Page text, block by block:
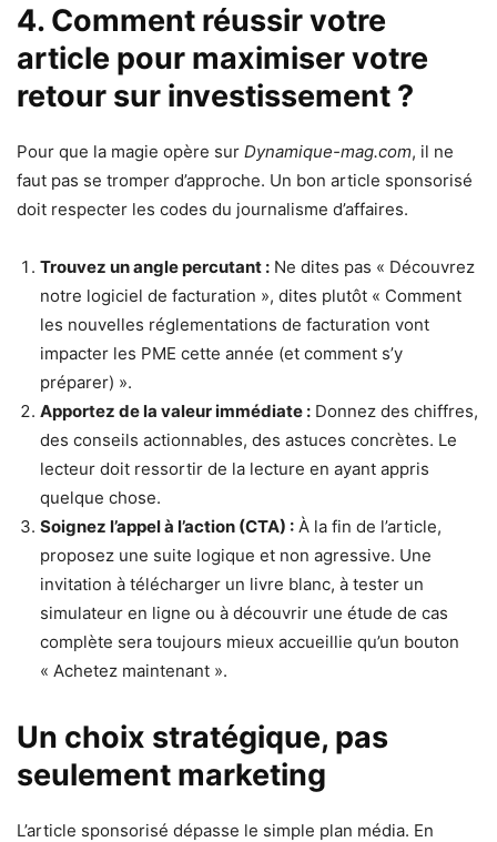
4. Comment réussir votre
article pour maximiser votre
retour sur investissement ?
Pour que la magie opère sur Dynamique-mag.com, il ne
faut pas se tromper d’approche. Un bon article sponsorisé
doit respecter les codes du journalisme d’affaires.
Trouvez un angle percutant : Ne dites pas « Découvrez
notre logiciel de facturation », dites plutôt « Comment
les nouvelles réglementations de facturation vont
impacter les PME cette année (et comment s’y
préparer) ».
Apportez de la valeur immédiate : Donnez des chiffres,
des conseils actionnables, des astuces concrètes. Le
lecteur doit ressortir de la lecture en ayant appris
quelque chose.
Soignez l’appel à l’action (CTA) : À la fin de l’article,
proposez une suite logique et non agressive. Une
invitation à télécharger un livre blanc, à tester un
simulateur en ligne ou à découvrir une étude de cas
complète sera toujours mieux accueillie qu’un bouton
« Achetez maintenant ».
Un choix stratégique, pas
seulement marketing
L’article sponsorisé dépasse le simple plan média. En